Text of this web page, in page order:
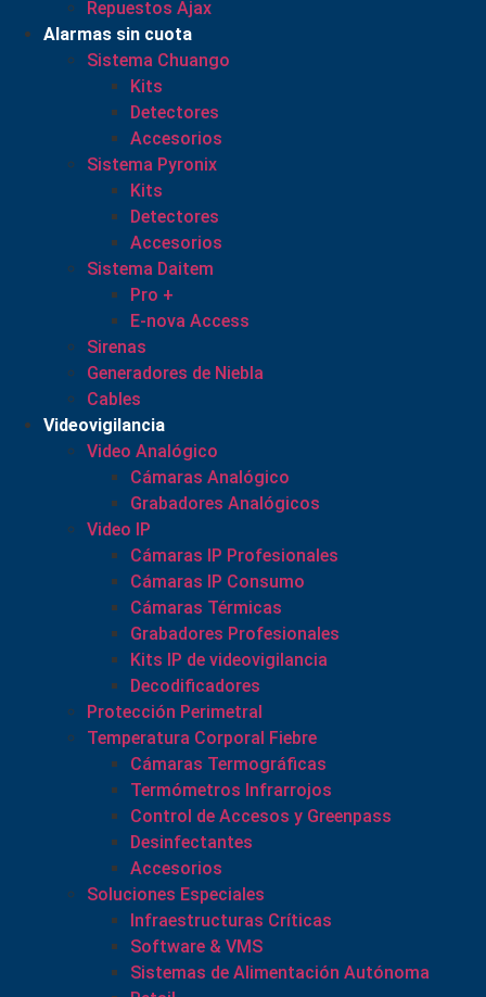
Repuestos Ajax
Alarmas sin cuota
Sistema Chuango
Kits
Detectores
Accesorios
Sistema Pyronix
Kits
Detectores
Accesorios
Sistema Daitem
Pro +
E-nova Access
Sirenas
Generadores de Niebla
Cables
Videovigilancia
Video Analógico
Cámaras Analógico
Grabadores Analógicos
Video IP
Cámaras IP Profesionales
Cámaras IP Consumo
Cámaras Térmicas
Grabadores Profesionales
Kits IP de videovigilancia
Decodificadores
Protección Perimetral
Temperatura Corporal Fiebre
Cámaras Termográficas
Termómetros Infrarrojos
Control de Accesos y Greenpass
Desinfectantes
Accesorios
Soluciones Especiales
Infraestructuras Críticas
Software & VMS
Sistemas de Alimentación Autónoma